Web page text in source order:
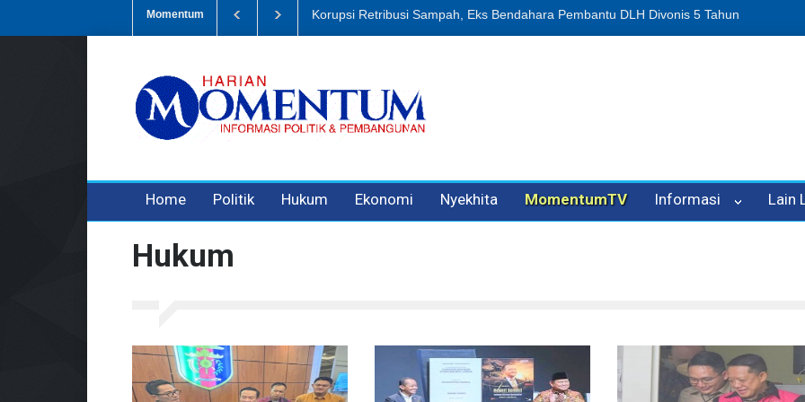
Momentum Dugaan Penipuan Oleh Oknum Kadis, Kuasa Hukum Pelapor Desak Polisi Tetapkan P-
Home Politik Hukum Ekonomi Nyekhita MomentumTV Informasi Lain
Hukum